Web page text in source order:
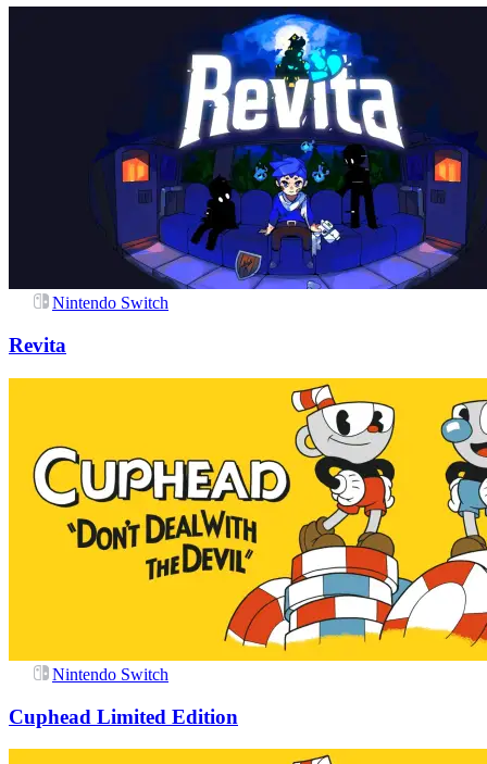
Nintendo Switch
Revita
Nintendo Switch
Cuphead Limited Edition